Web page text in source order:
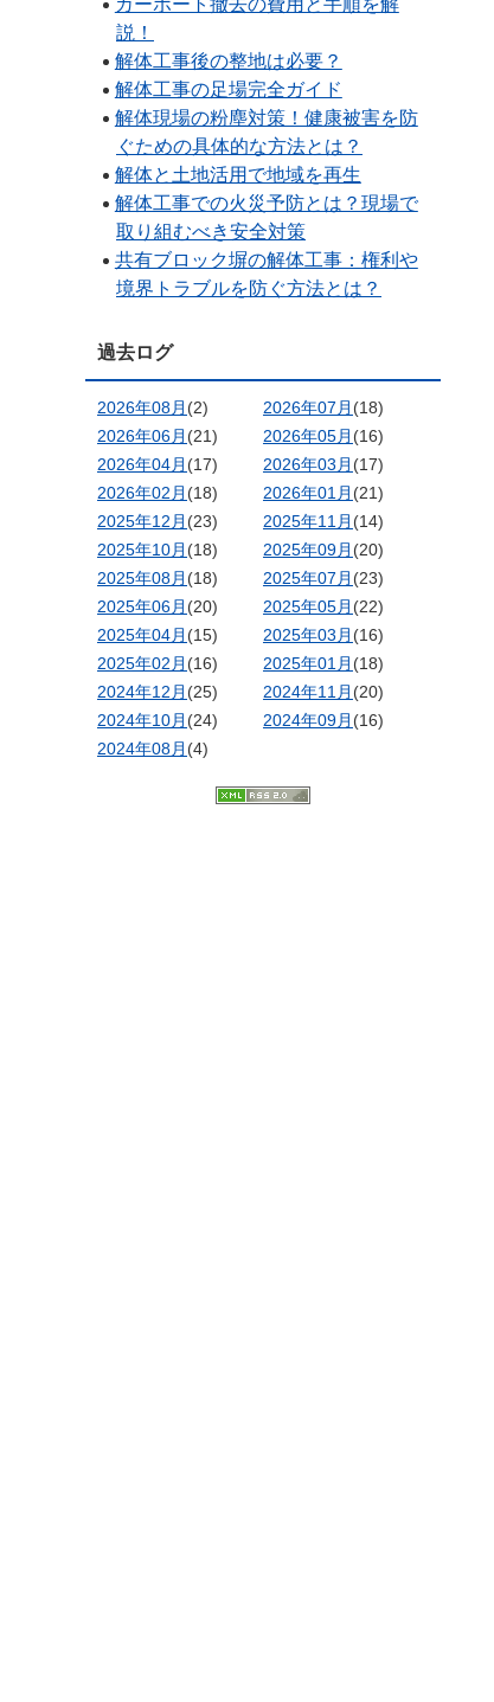
カーポート撤去の費用と手順を解
説！
解体工事後の整地は必要？
解体工事の足場完全ガイド
解体現場の粉塵対策！健康被害を防
ぐための具体的な方法とは？
解体と土地活用で地域を再生
解体工事での火災予防とは？現場で
取り組むべき安全対策
共有ブロック塀の解体工事：権利や
境界トラブルを防ぐ方法とは？
過去ログ
2026年08月 (2) 2026年07月 (18)
2026年06月 (21) 2026年05月 (16)
2026年04月 (17) 2026年03月 (17)
2026年02月 (18) 2026年01月 (21)
2025年12月 (23) 2025年11月 (14)
2025年10月 (18) 2025年09月 (20)
2025年08月 (18) 2025年07月 (23)
2025年06月 (20) 2025年05月 (22)
2025年04月 (15) 2025年03月 (16)
2025年02月 (16) 2025年01月 (18)
2024年12月 (25) 2024年11月 (20)
2024年10月 (24) 2024年09月 (16)
2024年08月 (4)